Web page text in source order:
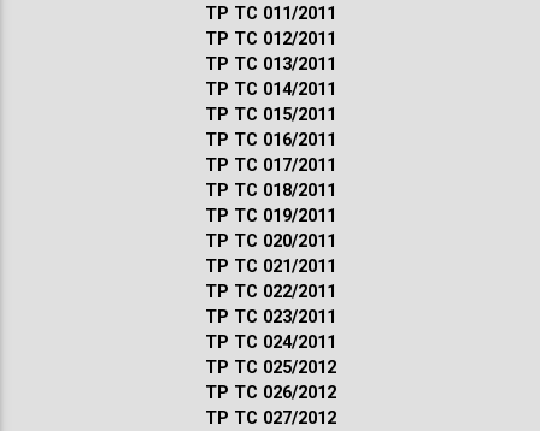
ТР ТС 011/2011
ТР ТС 012/2011
ТР ТС 013/2011
ТР ТС 014/2011
ТР ТС 015/2011
ТР ТС 016/2011
ТР ТС 017/2011
ТР ТС 018/2011
ТР ТС 019/2011
ТР ТС 020/2011
ТР ТС 021/2011
ТР ТС 022/2011
ТР ТС 023/2011
ТР ТС 024/2011
ТР ТС 025/2012
ТР ТС 026/2012
ТР ТС 027/2012